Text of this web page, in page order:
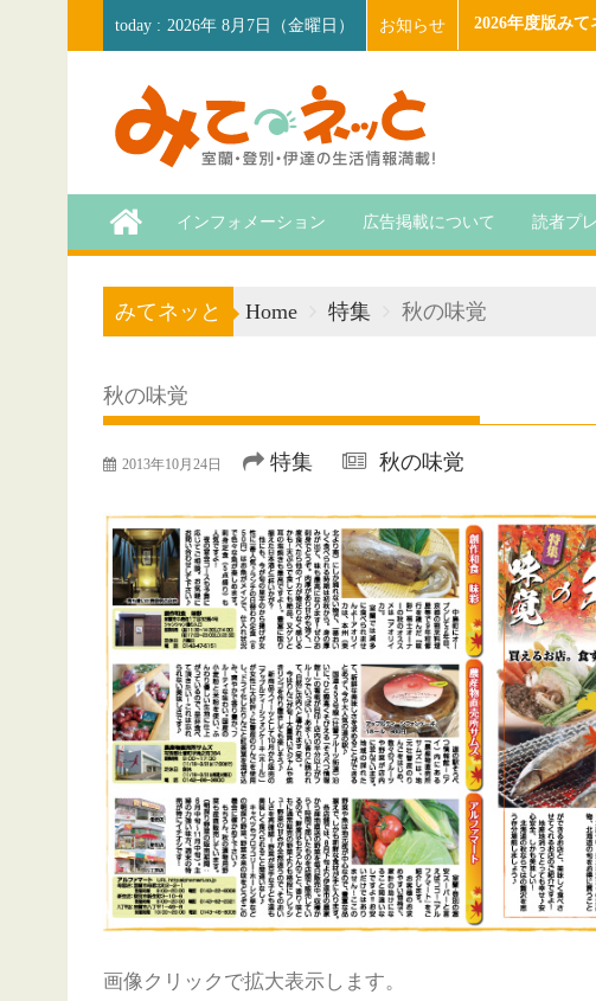
to
2026年 8月7日（金曜日） お知らせ 2026年度版みて
インフォメーション 広告掲載について 読者プ
みてネッと Home 特集 秋の味覚
秋の味覚
2013年10月24日 特集 秋の味覚
画像クリックで拡大表示します。